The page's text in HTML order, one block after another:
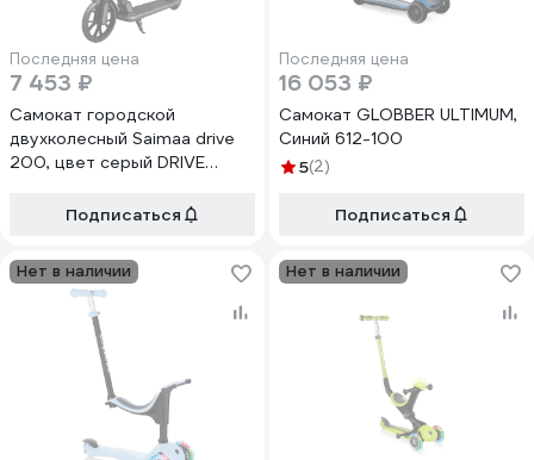
Последняя цена
7 453 ₽
Самокат городской
двухколесный Saimaa drive
200, цвет серый DRIVE
Подписаться
Последняя цена
16 053 ₽
Самокат GLOBBER ULTIMUM,
Синий 612-100
5(2)
Подписаться
Нет в наличии Нет в наличии